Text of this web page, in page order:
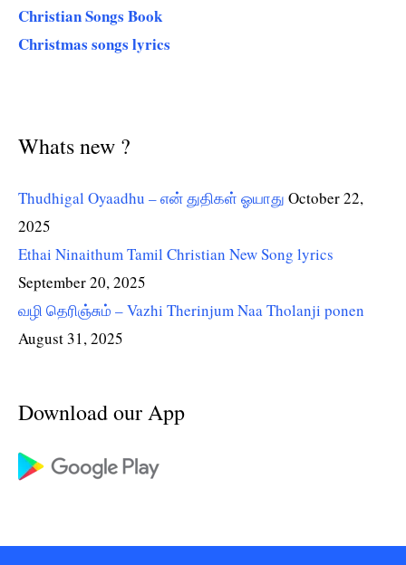
Christian Songs Book
Christmas songs lyrics
Whats new ?
Thudhigal Oyaadhu – என் துதிகள் ஓயாது October 22,
2025
Ethai Ninaithum Tamil Christian New Song lyrics
September 20, 2025
வழி தெரிஞ்சும் – Vazhi Therinjum Naa Tholanji ponen
August 31, 2025
Download our App